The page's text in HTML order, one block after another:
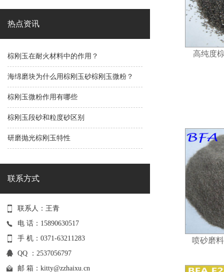
热点资讯
棕刚玉在耐火材料中的作用？
海绵磨块为什么用棕刚玉砂棕刚玉微粉？
棕刚玉微粉作用有哪些
棕刚玉段砂和粒度砂区别
研磨抛光棕刚玉特性
联系方式
联系人：王青
电 话：15890630517
手 机：0371-63211283
QQ ：2537056797
邮 箱： kitty@zzhaixu.cn
高纯度
喷砂磨